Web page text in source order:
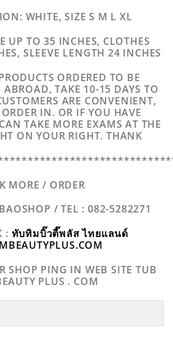
WHITE, SIZE S M L XL
UP TO 35 INCHES, CLOTHES
SLEEVE LENGTH 24 INCHES
ORDERED TO BE
TAKE 10-15 DAYS TO
ARE CONVENIENT,
IN. OR IF YOU HAVE
TAKE MORE EXAMS AT THE
ON YOUR RIGHT. THANK
MORE / ORDER
/TEL : 082-5282271
: ทับทิมบิ๊วตี๊พลัส ไทยแลนด์
SHOP PING IN WEB SITE TUB
PLUS . COM